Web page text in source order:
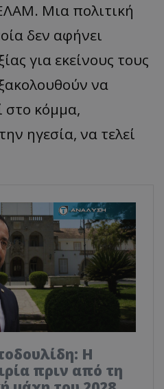
Μια πολιτική
δεν αφήνει
για εκείνους τους
να
στο κόμμα,
ηγεσία, να τελεί
Η
πριν από τη